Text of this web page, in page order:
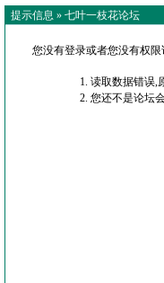
提示信息 » 七叶一枝花论坛
您没有登录或者您没有权
读取数据错误,
您还不是论坛